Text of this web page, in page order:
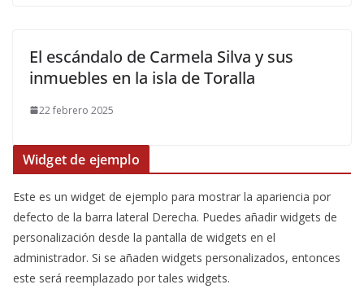
El escándalo de Carmela Silva y sus
inmuebles en la isla de Toralla
22 febrero 2025
Widget de ejemplo
Este es un widget de ejemplo para mostrar la apariencia por
defecto de la barra lateral Derecha. Puedes añadir widgets de
personalización desde la pantalla de widgets en el
administrador. Si se añaden widgets personalizados, entonces
este será reemplazado por tales widgets.